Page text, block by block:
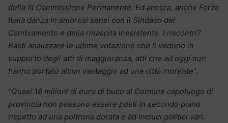
della III Commissione Permanente. Ed ancora, anche Forza
Italia danza in amorosi sensi con il Sindaco del
Cambiamento e della rinascita inesistente. I riscontri?
Basti analizzare le ultime votazione che li vedono in
supporto degli atti di maggioranza, atti che ad oggi non
hanno portato alcun vantaggio ad una città morente“.
“Quasi 18 milioni di euro di buco al Comune capoluogo di
provincia non possono essere posti in secondo piano
rispetto ad una poltrona dorata o ad inciuci politici vari.